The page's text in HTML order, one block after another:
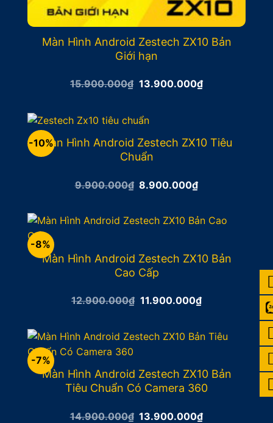
Màn Hình Android Zestech ZX10 Bản
Giới hạn
15.900.000₫ Giá
13.900.000₫Giá
hiện
-10%Màn Hình Android Zestech ZX10 Tiêu
Chuẩn
9.900.000₫ Giá
9.900.000₫.
8.900.000₫Giá
là:
8.900.000₫.
-8%
Màn Hình Android Zestech ZX10 Bản
Cao Cấp
12.900.000₫ Giá
12.900.000₫.
11.900.000₫Giá
hiện
11.900.000₫.
-7%
Màn Hình Android Zestech ZX10 Bản
Tiêu Chuẩn Có Camera 360
14.900.000₫ Giá
13.900.000₫Giá